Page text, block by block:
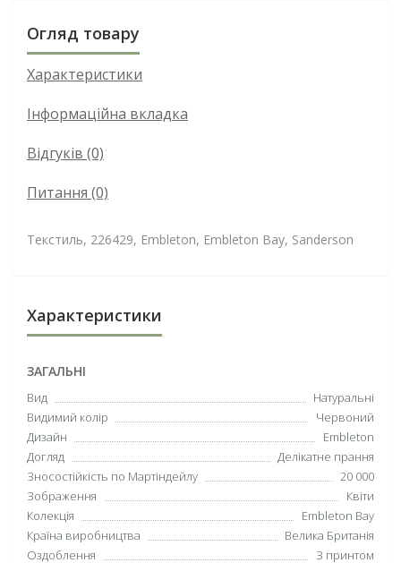
Огляд товару
Характеристики
Інформаційна вкладка
Відгуків (0)
Питання (0)
Текстиль, 226429, Embleton, Embleton Bay, Sanderson
Характеристики
ЗАГАЛЬНІ
Вид
Натуральні
Видимий колір
Червоний
Дизайн
Embleton
Догляд
Делікатне прання
Зносостійкість по Мартіндейлу
20 000
Зображення
Квіти
Колекція
Embleton Bay
Країна виробництва
Велика Британія
Оздоблення
З принтом